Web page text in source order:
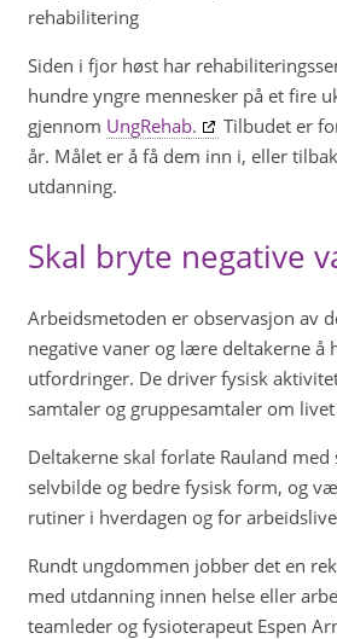
rehabilitering
Siden i fjor høst har
hundre yngre mennesker på et fire
gjennom UngRehab.
Tilbudet er
år. Målet er å få dem inn i, eller
utdanning.
Skal bryte negative
Arbeidsmetoden er observasjon av
negative vaner og lære deltakerne å
utfordringer. De driver fysisk
samtaler og gruppesamtaler om
Deltakerne skal forlate Rauland
selvbilde og bedre fysisk form, og
rutiner i hverdagen og for
Rundt ungdommen jobber det en
med utdanning innen helse eller
teamleder og fysioterapeut Espen